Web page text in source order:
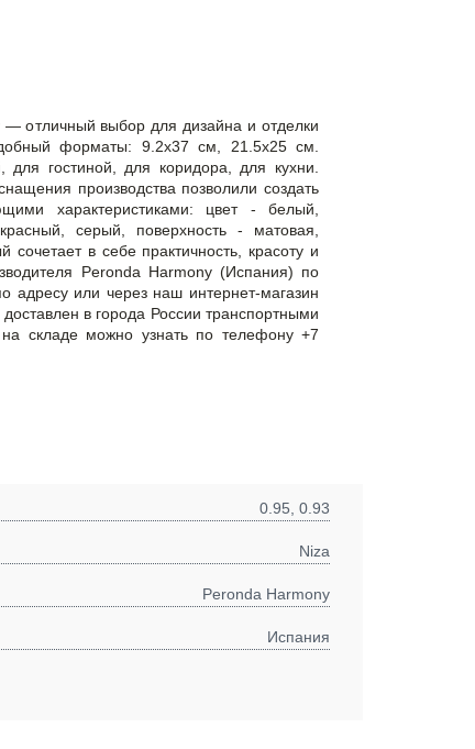
отличный выбор для дизайна и отделки
форматы: 9.2x37 см, 21.5x25 см.
гостиной, для коридора, для кухни.
производства позволили создать
характеристиками: цвет - белый,
серый, поверхность - матовая,
в себе практичность, красоту и
Peronda Harmony (Испания) по
адресу или через наш интернет-магазин
в города России транспортными
складе можно узнать по телефону +7
0.95, 0.93
Niza
Peronda Harmony
Испания